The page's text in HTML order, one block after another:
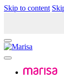
Skip to content